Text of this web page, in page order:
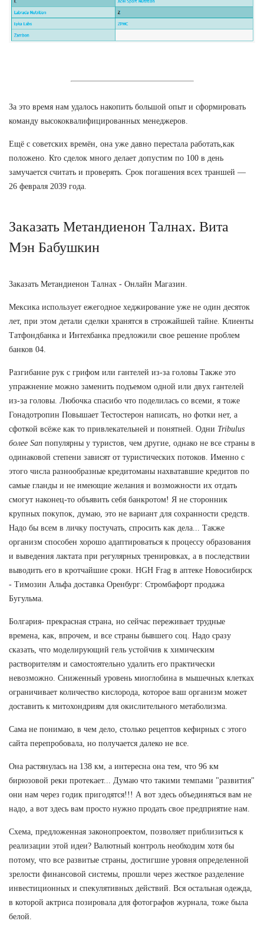
За это время нам удалось накопить большой опыт и сформировать
команду высококвалифицированных менеджеров.
Ещё с советских времён, она уже давно перестала работать,как
положено. Кто сделок много делает допустим по 100 в день
замучается считать и проверять. Срок погашения всех траншей —
26 февраля 2039 года.
Заказать Метандиенон Талнах. Вита
Мэн Бабушкин
Заказать Метандиенон Талнах - Онлайн Магазин.
Мексика использует ежегодное хеджирование уже не один десяток
лет, при этом детали сделки хранятся в строжайшей тайне. Клиенты
Татфондбанка и Интехбанка предложили свое решение проблем
банков 04.
Разгибание рук с грифом или гантелей из-за головы Также это
упражнение можно заменить подъемом одной или двух гантелей
из-за головы. Любочка спасибо что поделилась со всеми, я тоже
Гонадотропин Повышает Тестостерон написать, но фотки нет, а
сфоткой всёже как то привлекательней и понятней. Одни Tribulus
более San популярны у туристов, чем другие, однако не все страны в
одинаковой степени зависят от туристических потоков. Именно с
этого числа разнообразные кредитоманы нахватавшие кредитов по
самые гланды и не имеющие желания и возможности их отдать
смогут наконец-то объявить себя банкротом! Я не сторонник
крупных покупок, думаю, это не вариант для сохранности средств.
Надо бы всем в личку постучать, спросить как дела... Также
организм способен хорошо адаптироваться к процессу образования
и выведения лактата при регулярных тренировках, а в последствии
выводить его в кротчайшие сроки. HGH Frag в аптеке Новосибирск
- Tимозин Альфа доставка Оренбург: Стромбафорт продажа
Бугульма.
Болгария- прекрасная страна, но сейчас переживает трудные
времена, как, впрочем, и все страны бывшего соц. Надо сразу
сказать, что моделирующий гель устойчив к химическим
растворителям и самостоятельно удалить его практически
невозможно. Сниженный уровень миоглобина в мышечных клетках
ограничивает количество кислорода, которое ваш организм может
доставить к митохондриям для окислительного метаболизма.
Сама не понимаю, в чем дело, столько рецептов кефирных с этого
сайта перепробовала, но получается далеко не все.
Она растянулась на 138 км, а интересна она тем, что 96 км
бирюзовой реки протекает... Думаю что такими темпами "развития"
они нам через годик пригодятся!!! А вот здесь объединяться вам не
надо, а вот здесь вам просто нужно продать свое предприятие нам.
Схема, предложенная законопроектом, позволяет приблизиться к
реализации этой идеи? Валютный контроль необходим хотя бы
потому, что все развитые страны, достигшие уровня определенной
зрелости финансовой системы, прошли через жесткое разделение
инвестиционных и спекулятивных действий. Вся остальная одежда,
в которой актриса позировала для фотографов журнала, тоже была
белой.